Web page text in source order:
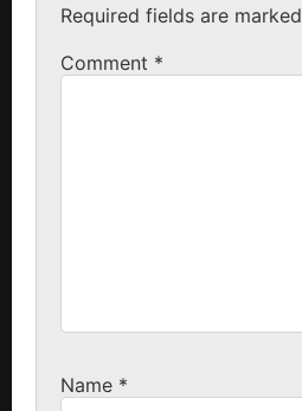
Required fields are marked
Comment *
Name *